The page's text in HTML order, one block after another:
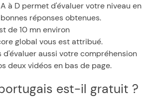
à D permet d'évaluer votre niveau en
réponses obtenues.
de 10 mn environ
global vous est attribué.
d'évaluer aussi votre compréhension
deux vidéos en bas de page.
portugais est-il gratuit ?